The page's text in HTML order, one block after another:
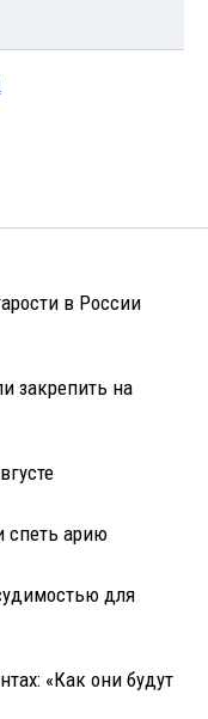
в России
закрепить на
спеть арию
для
«Как они будут